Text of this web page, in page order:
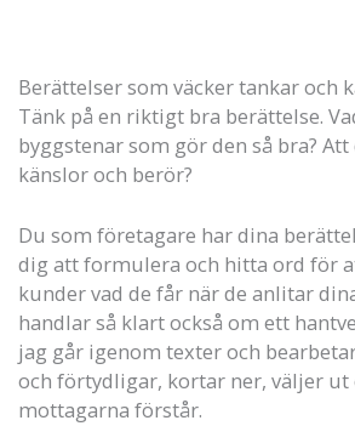
Berättelser som väcker tankar och
Tänk på en riktigt bra berättelse.
byggstenar som gör den så bra? Att
känslor och berör?
Du som företagare har dina
dig att formulera och hitta ord för
kunder vad de får när de anlitar
handlar så klart också om ett
jag går igenom texter och
och förtydligar, kortar ner, väljer ut
mottagarna förstår.